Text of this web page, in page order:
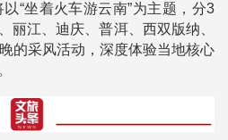
“坐着火车游云南”为主题，分3
丽江、迪庆、普洱、西双版纳、
的采风活动，深度体验当地核心